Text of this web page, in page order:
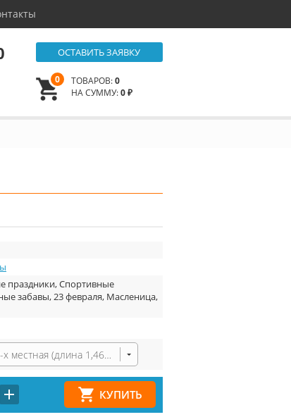
ОСТАВИТЬ ЗАЯВКУ
0 ТОВАРОВ:0
НА СУММУ:0 ₽
праздники, Спортивные
забавы, 23 февраля, Масленица,
Лодочка 2-х местная (длина 1,46 м)